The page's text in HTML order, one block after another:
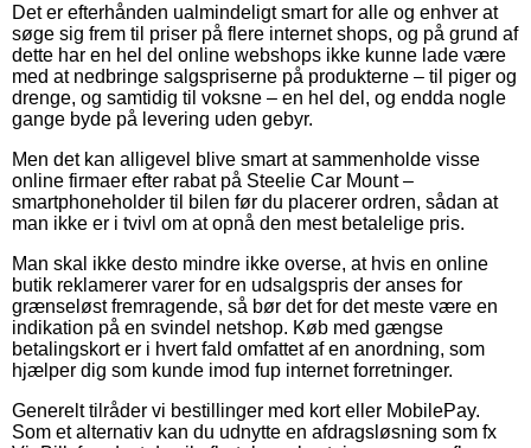
Det er efterhånden ualmindeligt smart for alle og enhver at
søge sig frem til priser på flere internet shops, og på grund af
dette har en hel del online webshops ikke kunne lade være
med at nedbringe salgspriserne på produkterne – til piger og
drenge, og samtidig til voksne – en hel del, og endda nogle
gange byde på levering uden gebyr.
Men det kan alligevel blive smart at sammenholde visse
online firmaer efter rabat på Steelie Car Mount –
smartphoneholder til bilen før du placerer ordren, sådan at
man ikke er i tvivl om at opnå den mest betalelige pris.
Man skal ikke desto mindre ikke overse, at hvis en online
butik reklamerer varer for en udsalgspris der anses for
grænseløst fremragende, så bør det for det meste være en
indikation på en svindel netshop. Køb med gængse
betalingskort er i hvert fald omfattet af en anordning, som
hjælper dig som kunde imod fup internet forretninger.
Generelt tilråder vi bestillinger med kort eller MobilePay.
Som et alternativ kan du udnytte en afdragsløsning som fx